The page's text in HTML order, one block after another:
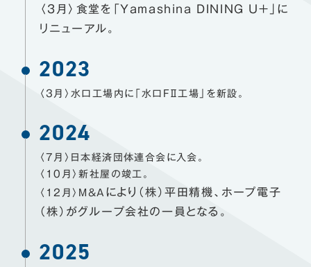
〈3月〉食堂を「Ｙamashina DINING U+」に
リニューアル。
2023
〈3月〉水口工場内に「水口FⅡ工場」を新設。
2024
〈7月〉日本経済団体連合会に入会。
〈10月〉新社屋の竣工。
〈12月〉M&A により（株）平田精機、ホープ電子
（株）がグループ会社の一員となる。
2025